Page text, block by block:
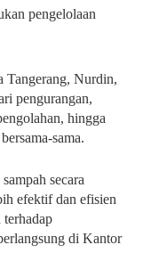
pengelolaan
Tangerang, Nurdin,
pengurangan,
hingga
sama.
secara
efektif dan efisien
terhadap
di Kantor